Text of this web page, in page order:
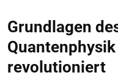
Grundlagen
revolutioniert